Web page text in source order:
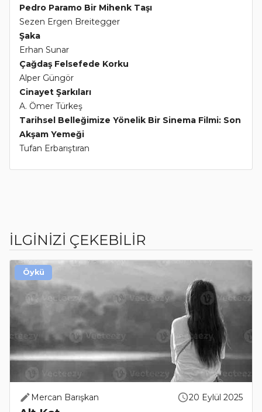
Pedro Paramo Bir Mihenk Taşı
Sezen Ergen Breitegger
Şaka
Erhan Sunar
Çağdaş Felsefede Korku
Alper Güngör
Cinayet Şarkıları
A. Ömer Türkeş
Tarihsel Belleğimize Yönelik Bir Sinema Filmi: Son
Akşam Yemeği
Tufan Erbarıştıran
İLGİNİZİ ÇEKEBİLİR
Mercan Barışkan 20 Eylül 2025
Öykü